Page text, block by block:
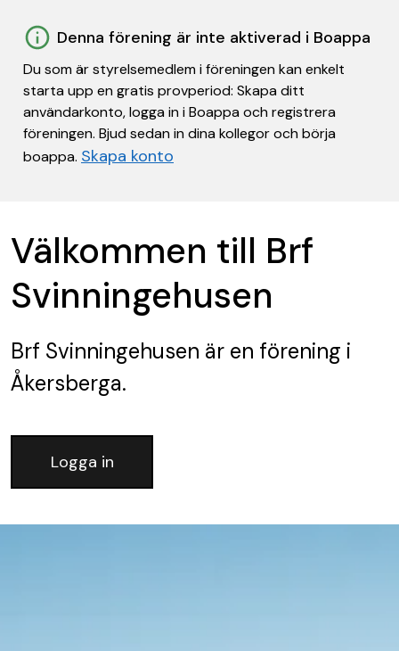
Denna förening är inte aktiverad i Boappa
Du som är styrelsemedlem i föreningen kan enkelt
starta upp en gratis provperiod: Skapa ditt
användarkonto, logga in i Boappa och registrera
föreningen. Bjud sedan in dina kollegor och börja
boappa. Skapa konto
Välkommen till Brf
Svinningehusen
Brf Svinningehusen är en förening i
Åkersberga.
Logga in